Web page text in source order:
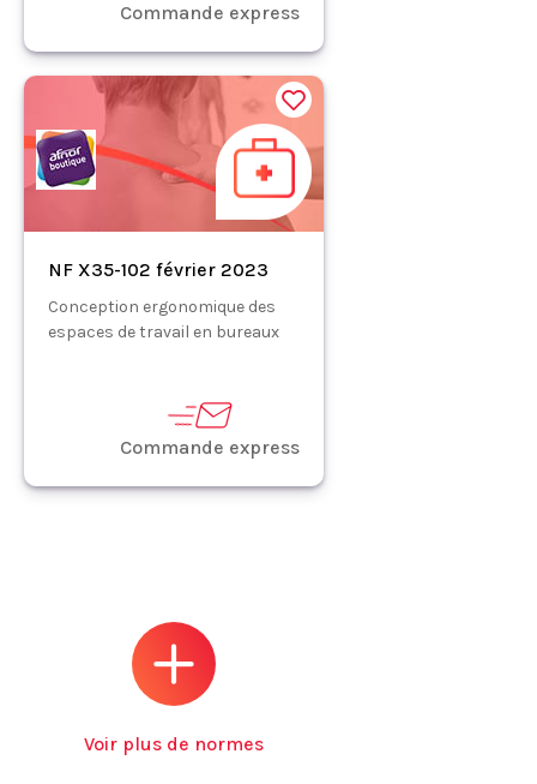
Commande express
NF X35-102 février 2023
Conception ergonomique des
espaces de travail en bureaux
Commande express
Voir plus de normes